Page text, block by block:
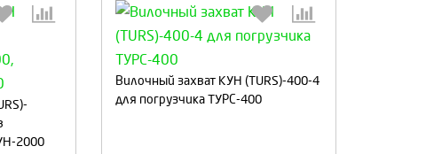
2000
Вилочный захват КУН (TURS)-400-4
для погрузчика ТУРС-400
Выберите количество: